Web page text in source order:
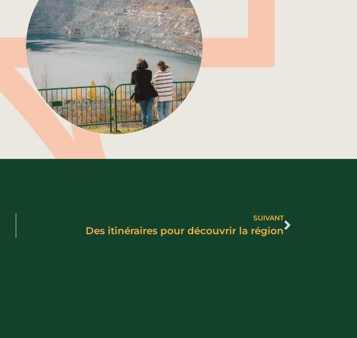
SUIVANT
Des itinéraires pour découvrir la région